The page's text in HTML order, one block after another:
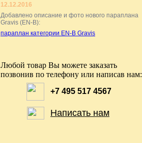
12.12.2016
Добавлено описание и фото нового параплана
Gravis (EN-B):
параплан категории EN-B Gravis
Любой товар Вы можете заказать
позвонив по телефону или написав нам:
+7 495 517 4567
Написать нам